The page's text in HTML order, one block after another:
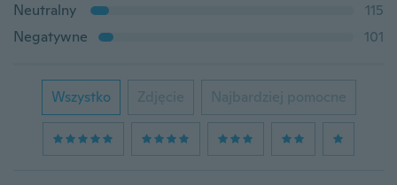
Neutralny
115
Negatywne
101
Wszystko Zdjęcie Najbardziej pomocne